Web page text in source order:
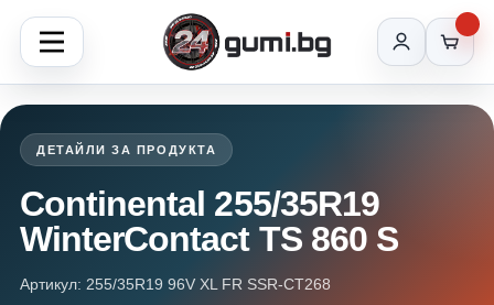
ДЕТАЙЛИ ЗА ПРОДУКТА
Continental 255/35R19
WinterContact TS 860 S
Артикул: 255/35R19 96V XL FR SSR-CT268